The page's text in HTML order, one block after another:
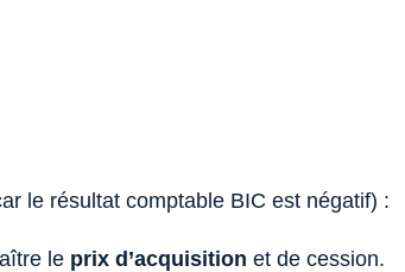
le résultat comptable BIC est négatif) :
le prix d’acquisition et de cession.